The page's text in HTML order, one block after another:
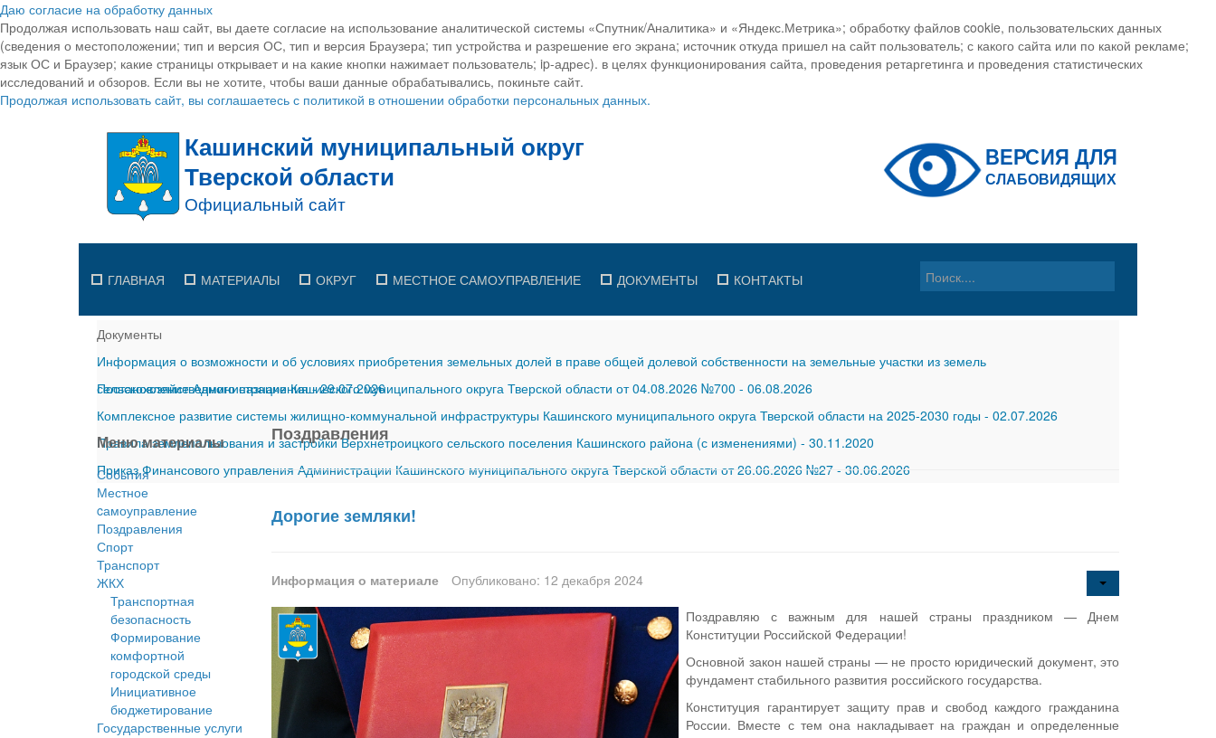
Даю согласие на обработку данных
Продолжая использовать наш сайт, вы даете согласие на использование аналитической системы «Спутник/Аналитика» и «Яндекс.Метрика»; обработку файлов cookie, пользовательских данных
(сведения о местоположении; тип и версия ОС, тип и версия Браузера; тип устройства и разрешение его экрана; источник откуда пришел на сайт пользователь; с какого сайта или по какой рекламе;
язык ОС и Браузер; какие страницы открывает и на какие кнопки нажимает пользователь; ip-адрес). в целях функционирования сайта, проведения ретаргетинга и проведения статистических
исследований и обзоров. Если вы не хотите, чтобы ваши данные обрабатывались, покиньте сайт.
Продолжая использовать сайт, вы соглашаетесь с политикой в отношении обработки персональных данных.
ГЛАВНАЯ МАТЕРИАЛЫ ОКРУГ МЕСТНОЕ САМОУПРАВЛЕНИЕ ДОКУМЕНТЫ КОНТАКТЫ
Документы
Информация о возможности и об условиях приобретения земельных долей в праве общей долевой собственности на земельные участки из земель
сельскохозяйственного назначения-29.07.2026
Постановление Администрации Кашинского муниципального округа Тверской области от 04.08.2026 №700 - 06.08.2026
Комплексное развитие системы жилищно-коммунальной инфраструктуры Кашинского муниципального округа Тверской области на 2025-2030 годы - 02.07.2026
Правила землепользования и застройки Верхнетроицкого сельского поселения Кашинского района (с изменениями) - 30.11.2020
Приказ Финансового управления Администрации Кашинского муниципального округа Тверской области от 26.06.2026 №27 - 30.06.2026
Меню материалы
События
Местное
cамоуправление
Поздравления
Спорт
Транспорт
ЖКХ
Транспортная
безопасность
Формирование
комфортной
городской среды
Инициативное
бюджетирование
Государственные услуги
Поздравления
Дорогие земляки!
Информация о материале
Опубликовано: 12 декабря 2024
Поздравляю с важным для нашей страны праздником — Днем
Конституции Российской Федерации!
Основной закон нашей страны — не просто юридический документ, это
фундамент стабильного развития российского государства.
Конституция гарантирует защиту прав и свобод каждого гражданина
России. Вместе с тем она накладывает на граждан и определенные